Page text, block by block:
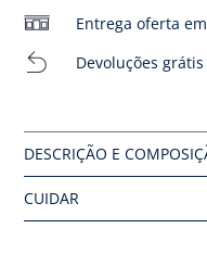
Entrega oferta
Devoluções
-Bela ideia de presente
Algodão com
Composição :
Tecido principal:
Ref : 2041139